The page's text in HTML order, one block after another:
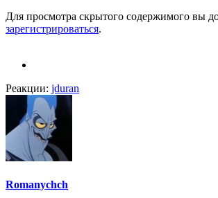
Для просмотра скрытого содержимого вы
зарегистрироваться.
Реакции: jduran
Romanychch